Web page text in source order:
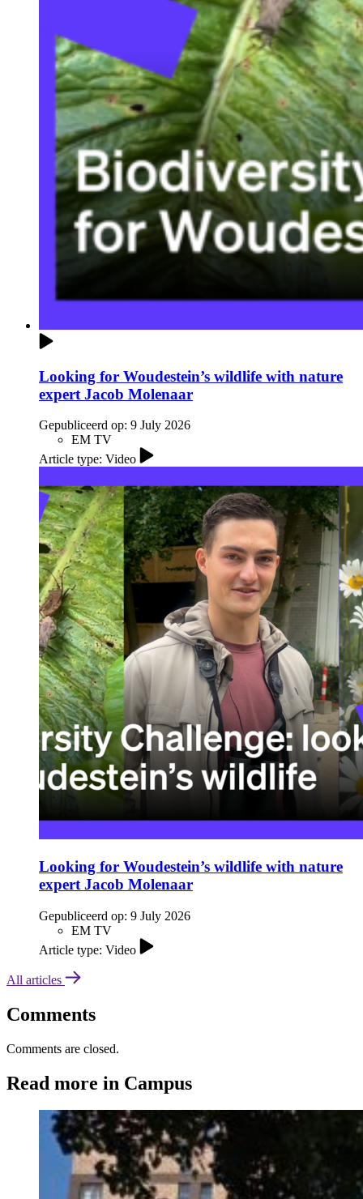
Looking for Woudestein’s wildlife with nature
expert Jacob Molenaar
Gepubliceerd op: 9 July 2026
EM TV
Article type: Video
Looking for Woudestein’s wildlife with nature
expert Jacob Molenaar
Gepubliceerd op: 9 July 2026
EM TV
Article type: Video
All articles
Comments
Comments are closed.
Read more in Campus